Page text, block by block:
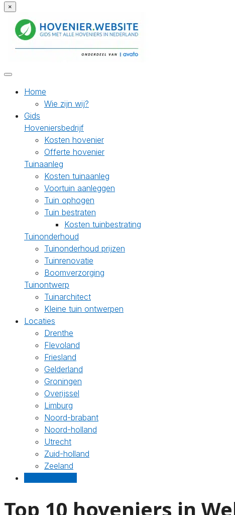
×
Home
Wie zijn wij?
Gids
Hoveniersbedrijf
Kosten hovenier
Offerte hovenier
Tuinaanleg
Kosten tuinaanleg
Voortuin aanleggen
Tuin ophogen
Tuin bestraten
Kosten tuinbestrating
Tuinonderhoud
Tuinonderhoud prijzen
Tuinrenovatie
Boomverzorging
Tuinontwerp
Tuinarchitect
Kleine tuin ontwerpen
Locaties
Drenthe
Flevoland
Friesland
Gelderland
Groningen
Overijssel
Limburg
Noord-brabant
Noord-holland
Utrecht
Zuid-holland
Zeeland
Top 10 hoveniers in